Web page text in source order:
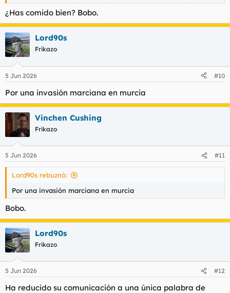
¿Has comido bien? Bobo.
Lord90s
Frikazo
5 Jun 2026 #10
Por una invasión marciana en murcia
Vinchen Cushing
Frikazo
5 Jun 2026 #11
Lord90s rebuznó:
Por una invasión marciana en murcia
Bobo.
Lord90s
Frikazo
5 Jun 2026 #12
Ha reducido su comunicación a una única palabra de